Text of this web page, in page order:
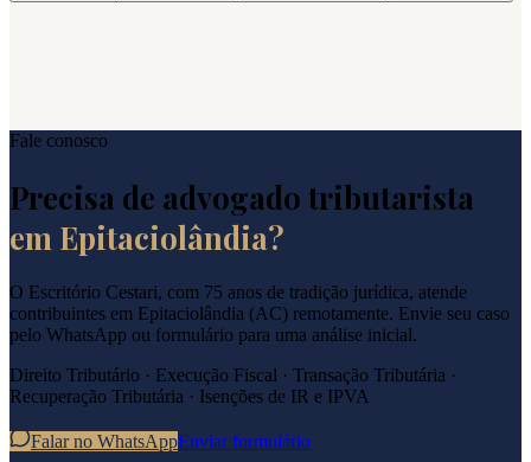
Fale conosco
Precisa de advogado tributarista
em Epitaciolândia?
O Escritório Cestari, com 75 anos de tradição jurídica, atende
contribuintes em Epitaciolândia (AC) remotamente. Envie seu caso
pelo WhatsApp ou formulário para uma análise inicial.
Direito Tributário · Execução Fiscal · Transação Tributária ·
Recuperação Tributária · Isenções de IR e IPVA
Falar no WhatsAppEnviar formulário